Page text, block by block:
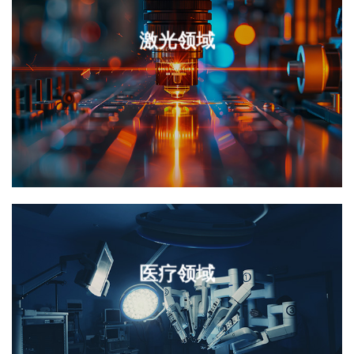
激光领域
医疗领域